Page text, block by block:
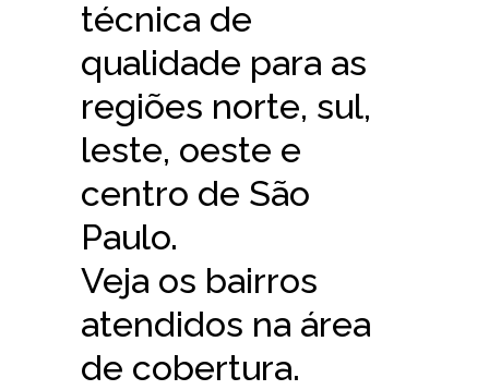
técnica de
qualidade para as
regiões norte, sul,
leste, oeste e
centro de São
Paulo.
Veja os bairros
atendidos na área
de cobertura.